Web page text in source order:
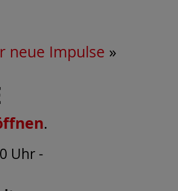
neue Impulse »
.
Uhr -